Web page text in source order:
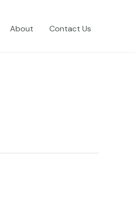
About Contact Us